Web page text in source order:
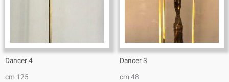
Dancer 4
cm 125
Dancer 3
cm 48